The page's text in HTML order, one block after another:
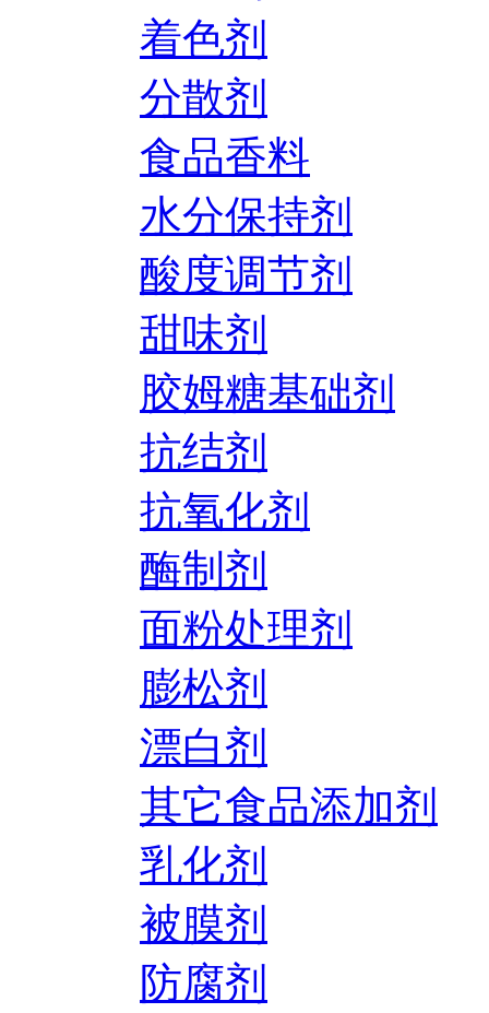
着色剂
分散剂
食品香料
水分保持剂
酸度调节剂
甜味剂
胶姆糖基础剂
抗结剂
抗氧化剂
酶制剂
面粉处理剂
膨松剂
漂白剂
其它食品添加剂
乳化剂
被膜剂
防腐剂